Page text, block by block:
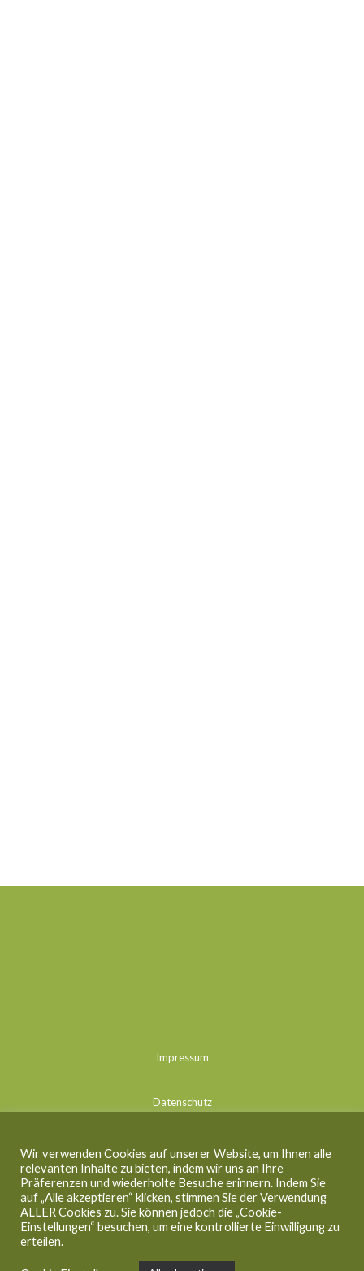
Impressum
Datenschutz
Kontakt
Cookie Einstellungen
Wir verwenden Cookies auf unserer Website, um Ihnen alle
relevanten Inhalte zu bieten, indem wir uns an Ihre
Präferenzen und wiederholte Besuche erinnern. Indem Sie
auf „Alle akzeptieren“ klicken, stimmen Sie der Verwendung
ALLER Cookies zu. Sie können jedoch die „Cookie-
Einstellungen“ besuchen, um eine kontrollierte Einwilligung zu
erteilen.